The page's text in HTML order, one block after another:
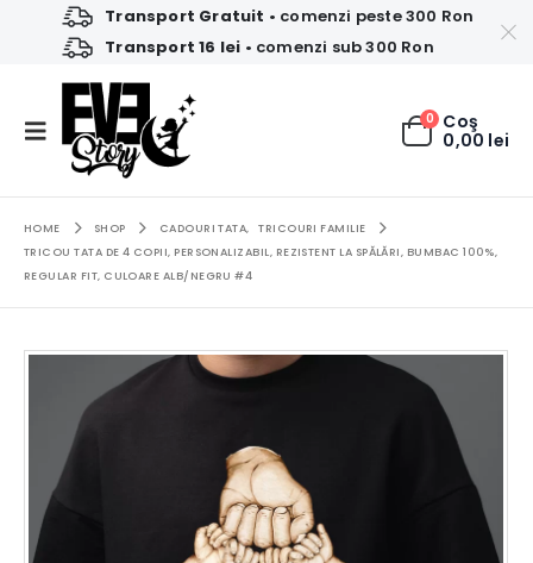
Transport Gratuit • comenzi peste 300 Ron
Transport 16 lei • comenzi sub 300 Ron
0 Coş
0,00 lei
HOME SHOP CADOURI TATA,
TRICOURI FAMILIE
TRICOU TATA DE 4 COPII, PERSONALIZABIL, REZISTENT LA SPĂLĂRI, BUMBAC 100%,
REGULAR FIT, CULOARE ALB/NEGRU #4